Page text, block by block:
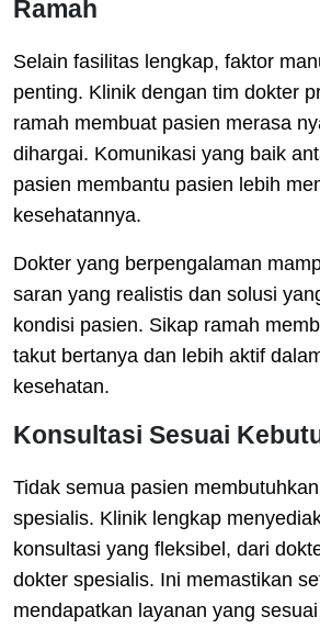
Ramah
Selain fasilitas lengkap, faktor
penting. Klinik dengan tim dokter
ramah membuat pasien merasa
dihargai. Komunikasi yang baik
pasien membantu pasien lebih
kesehatannya.
Dokter yang berpengalaman
saran yang realistis dan solusi
kondisi pasien. Sikap ramah
takut bertanya dan lebih aktif
kesehatan.
Konsultasi Sesuai
Tidak semua pasien
spesialis. Klinik lengkap
konsultasi yang fleksibel, dari
dokter spesialis. Ini memastikan
mendapatkan layanan yang